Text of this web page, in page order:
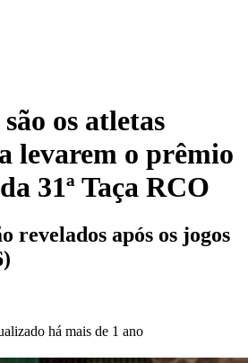
os atletas
levarem o prêmio
31ª Taça RCO
revelados após os jogos
há mais de 1 ano